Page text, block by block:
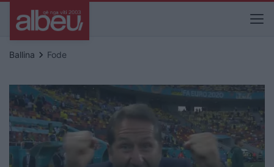
Ballina keyboard_arrow_right Fode